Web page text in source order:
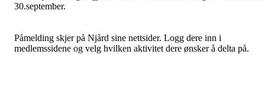
30.september.
Påmelding skjer på Njård sine nettsider. Logg dere inn i
medlemssidene og velg hvilken aktivitet dere ønsker å delta på.